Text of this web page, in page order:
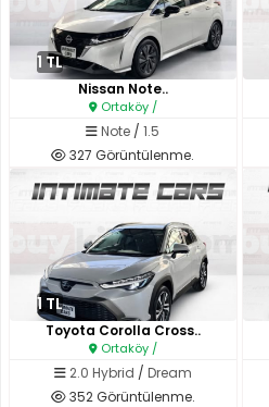
1 TL
Nissan Note..
Ortaköy /
Note /1.5
327 Görüntülenme.
1 TL
Toyota Corolla Cross..
Ortaköy /
2.0 Hybrid / Dream
352 Görüntülenme.